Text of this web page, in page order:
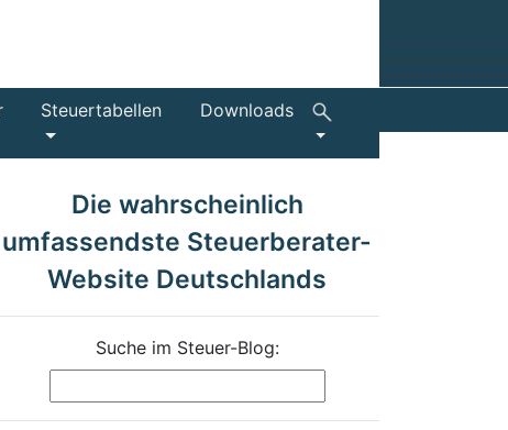
Steuertabellen Downloads
Die wahrscheinlich
umfassendste Steuerberater-
Website Deutschlands
Suche im Steuer-Blog: